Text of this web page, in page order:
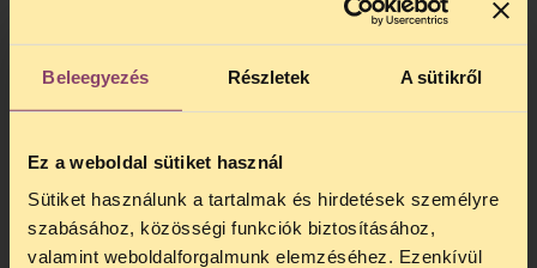
Beleegyezés Részletek A sütikről
Ez a weboldal sütiket használ
Sütiket használunk a tartalmak és hirdetések személyre
szabásához, közösségi funkciók biztosításához,
valamint weboldalforgalmunk elemzéséhez. Ezenkívül